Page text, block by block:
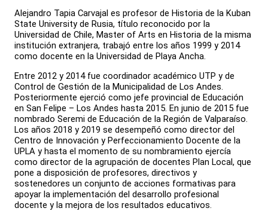
Alejandro Tapia Carvajal es profesor de Historia de la Kuban
State University de Rusia, título reconocido por la
Universidad de Chile, Master of Arts en Historia de la misma
institución extranjera, trabajó entre los años 1999 y 2014
como docente en la Universidad de Playa Ancha.
Entre 2012 y 2014 fue coordinador académico UTP y de
Control de Gestión de la Municipalidad de Los Andes.
Posteriormente ejerció como jefe provincial de Educación
en San Felipe – Los Andes hasta 2015. En junio de 2015 fue
nombrado Seremi de Educación de la Región de Valparaíso.
Los años 2018 y 2019 se desempeñó como director del
Centro de Innovación y Perfeccionamiento Docente de la
UPLA y hasta el momento de su nombramiento ejercía
como director de la agrupación de docentes Plan Local, que
pone a disposición de profesores, directivos y
sostenedores un conjunto de acciones formativas para
apoyar la implementación del desarrollo profesional
docente y la mejora de los resultados educativos.